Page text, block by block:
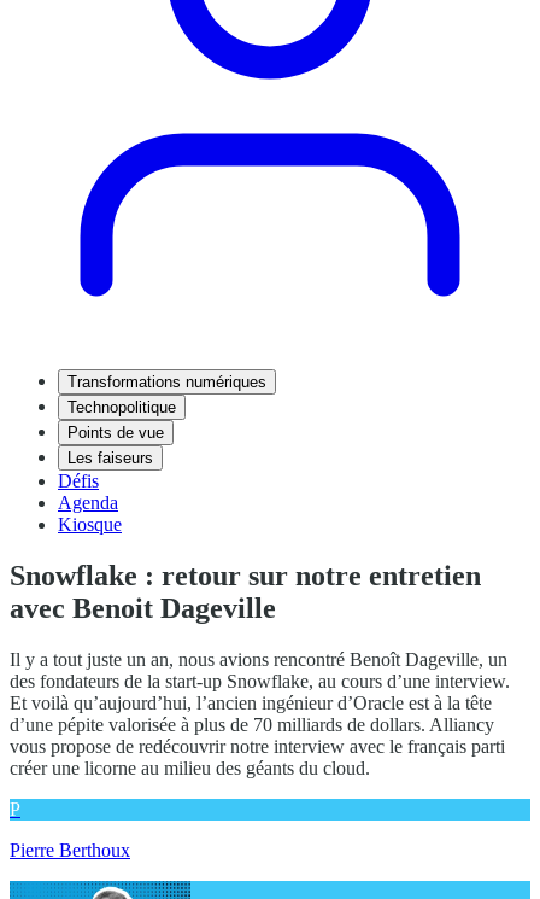
Transformations numériques
Technopolitique
Points de vue
Les faiseurs
Défis
Agenda
Kiosque
Snowflake : retour sur notre entretien
avec Benoit Dageville
Il y a tout juste un an, nous avions rencontré Benoît Dageville, un
des fondateurs de la start-up Snowflake, au cours d’une interview.
Et voilà qu’aujourd’hui, l’ancien ingénieur d’Oracle est à la tête
d’une pépite valorisée à plus de 70 milliards de dollars. Alliancy
vous propose de redécouvrir notre interview avec le français parti
créer une licorne au milieu des géants du cloud.
P
Pierre Berthoux